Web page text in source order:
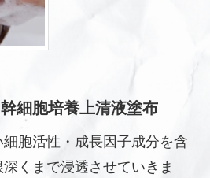
細胞培養上清液塗布
胞活性・成長因子成分を含
くまで浸透させていきま